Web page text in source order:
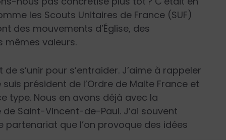
les Scouts Unitaires de France (SUF)
des mouvements d’Église, des
mêmes valeurs.
s’unir pour s’entraider. J’aime à rappeler
président de l’Ordre de Malte France et
type. Nous en avons déjà avec la
Saint-Vincent-de-Paul. J’ai souvent
que l’on provoque des idées